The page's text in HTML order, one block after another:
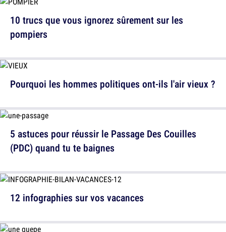
10 trucs que vous ignorez sûrement sur les
pompiers
5 astuces pour réussir le Passage Des Couilles
(PDC) quand tu te baignes
Pourquoi les hommes politiques ont-ils l'air vieux ?
12 infographies sur vos vacances